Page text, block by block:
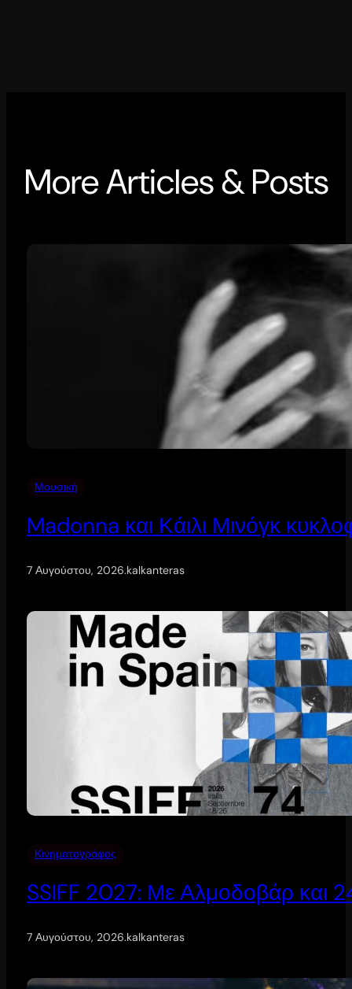
More Articles & Posts
Μουσική
Madonna και Κάιλι Μινόγκ
7 Αυγούστου, 2026.kalkanteras
Κινηματογράφος
SSIFF 2027: Με Αλμοδοβάρ και 24
7 Αυγούστου, 2026.kalkanteras